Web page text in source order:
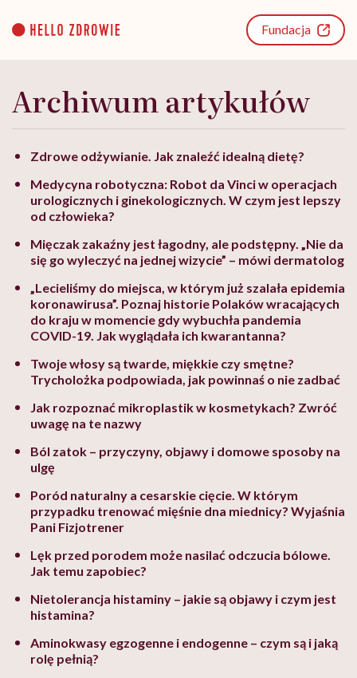
content
Fundacja
Archiwum artykułów
Zdrowe odżywianie. Jak znaleźć idealną dietę?
Medycyna robotyczna: Robot da Vinci w operacjach
urologicznych i ginekologicznych. W czym jest lepszy
od człowieka?
Mięczak zakaźny jest łagodny, ale podstępny. „Nie da
się go wyleczyć na jednej wizycie” – mówi dermatolog
„Lecieliśmy do miejsca, w którym już szalała epidemia
koronawirusa”. Poznaj historie Polaków wracających
do kraju w momencie gdy wybuchła pandemia
COVID-19. Jak wyglądała ich kwarantanna?
Twoje włosy są twarde, miękkie czy smętne?
Trycholożka podpowiada, jak powinnaś o nie zadbać
Jak rozpoznać mikroplastik w kosmetykach? Zwróć
uwagę na te nazwy
Ból zatok – przyczyny, objawy i domowe sposoby na
ulgę
Poród naturalny a cesarskie cięcie. W którym
przypadku trenować mięśnie dna miednicy? Wyjaśnia
Pani Fizjotrener
Lęk przed porodem może nasilać odczucia bólowe.
Jak temu zapobiec?
Nietolerancja histaminy – jakie są objawy i czym jest
histamina?
Aminokwasy egzogenne i endogenne – czym są i jaką
rolę pełnią?